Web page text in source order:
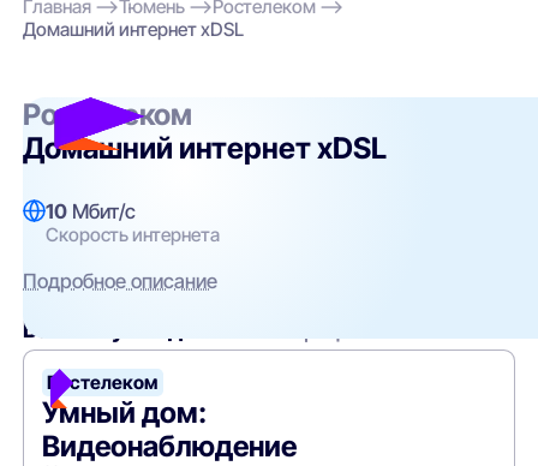
Главная Тюмень
Ростелеком
Домашний интернет xDSL
Ростелеком
Домашний интернет xDSL
10 Мбит/с
Скорость интернета
Подробное описание
Вам могут подойти
Ростелеком
Умный дом:
Видеонаблюдение